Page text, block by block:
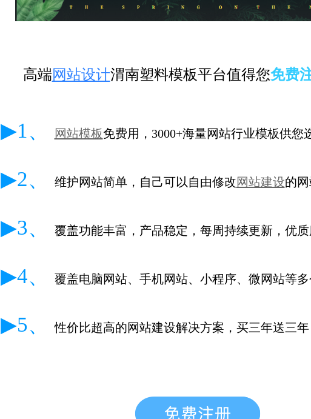
高端网站设计渭南塑料模板平台值得您免费
▶1、 网站模板免费用，3000+海量网站行业模板供您
▶2、 维护网站简单，自己可以自由修改网站建设的
▶3、 覆盖功能丰富，产品稳定，每周持续更新，优
▶4、 覆盖电脑网站、手机网站、小程序、微网站等
▶5、性价比超高的网站建设解决方案，买三年送三年